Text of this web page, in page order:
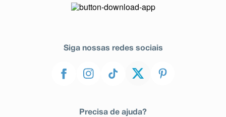
Siga nossas redes sociais
Precisa de ajuda?